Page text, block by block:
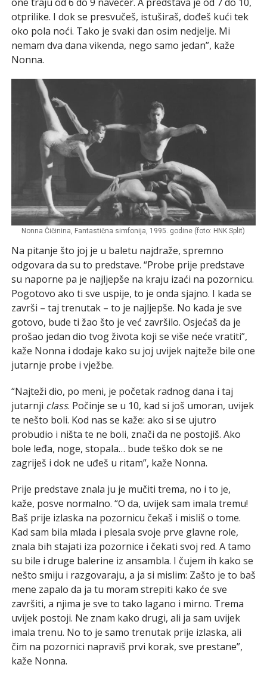
otprilike. I dok se presvučeš, istuširaš, dođeš kući tek
oko pola noći. Tako je svaki dan osim nedjelje. Mi
nemam dva dana vikenda, nego samo jedan”, kaže
Nonna.
Nonna Čičinina, Fantastična simfonija, 1995. godine (foto: HNK Split)
Na pitanje što joj je u baletu najdraže, spremno
odgovara da su to predstave. “Probe prije predstave
su naporne pa je najljepše na kraju izaći na pozornicu.
Pogotovo ako ti sve uspije, to je onda sjajno. I kada se
završi – taj trenutak – to je najljepše. No kada je sve
gotovo, bude ti žao što je već završilo. Osjećaš da je
prošao jedan dio tvog života koji se više neće vratiti”,
kaže Nonna i dodaje kako su joj uvijek najteže bile one
jutarnje probe i vježbe.
“Najteži dio, po meni, je početak radnog dana i taj
jutarnji class. Počinje se u 10, kad si još umoran, uvijek
te nešto boli. Kod nas se kaže: ako si se ujutro
probudio i ništa te ne boli, znači da ne postojiš. Ako
bole leđa, noge, stopala… bude teško dok se ne
zagriješ i dok ne uđeš u ritam”, kaže Nonna.
Prije predstave znala ju je mučiti trema, no i to je,
kaže, posve normalno. “O da, uvijek sam imala tremu!
Baš prije izlaska na pozornicu čekaš i misliš o tome.
Kad sam bila mlada i plesala svoje prve glavne role,
znala bih stajati iza pozornice i čekati svoj red. A tamo
su bile i druge balerine iz ansambla. I čujem ih kako se
nešto smiju i razgovaraju, a ja si mislim: Zašto je to baš
mene zapalo da ja tu moram strepiti kako će sve
završiti, a njima je sve to tako lagano i mirno. Trema
uvijek postoji. Ne znam kako drugi, ali ja sam uvijek
imala trenu. No to je samo trenutak prije izlaska, ali
čim na pozornici napraviš prvi korak, sve prestane”,
kaže Nonna.